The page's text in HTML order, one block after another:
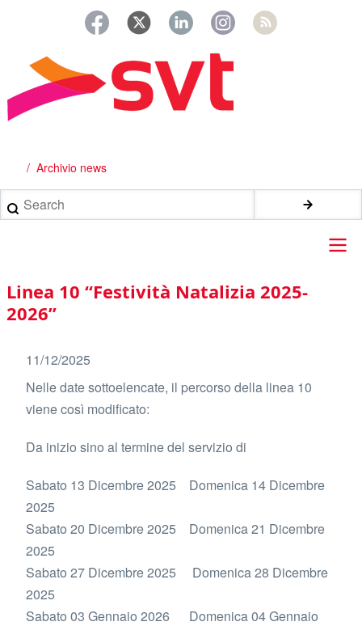
principale
Briciole
di
pane
Archivio news
Search
Main
navigation
Linea 10 “Festività Natalizia 2025-
2026”
11/12/2025
Nelle date sottoelencate, il percorso della linea 10
viene così modificato:
Da inizio sino al termine del servizio di
Sabato 13 Dicembre 2025 Domenica 14 Dicembre
2025
Sabato 20 Dicembre 2025 Domenica 21 Dicembre
2025
Sabato 27 Dicembre 2025 Domenica 28 Dicembre
2025
Sabato 03 Gennaio 2026 Domenica 04 Gennaio